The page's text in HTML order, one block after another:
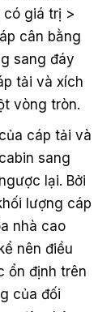
giá trị >
cân bằng
sang đáy
tải và xích
vòng tròn.
cáp tải và
sang
lại. Bởi
lượng cáp
nhà cao
nên điều
ổn định trên
của đối